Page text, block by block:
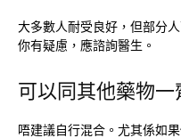
大多數人耐受良好，但部分
你有疑慮，應諮詢醫生。
可以同其他藥物一
唔建議自行混合。尤其係如